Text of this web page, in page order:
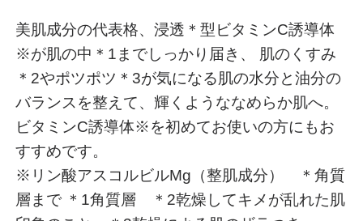
美肌成分の代表格、浸透＊型ビタミンC誘導体
※が肌の中＊1までしっかり届き、 肌のくすみ
＊2やポツポツ＊3が気になる肌の水分と油分の
バランスを整えて、輝くようななめらか肌へ。
ビタミンC誘導体※を初めてお使いの方にもお
すすめです。
※リン酸アスコルビルMg（整肌成分） ＊角質
層まで ＊1角質層 ＊2乾燥してキメが乱れた肌